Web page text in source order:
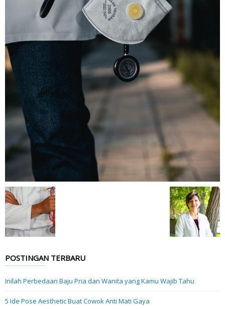
POSTINGAN TERBARU
Inilah Perbedaan Baju Pria dan Wanita yang Kamu Wajib Tahu
5 Ide Pose Aesthetic Buat Cowok Anti Mati Gaya